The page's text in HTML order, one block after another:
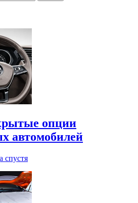
опции
автомобилей
спустя